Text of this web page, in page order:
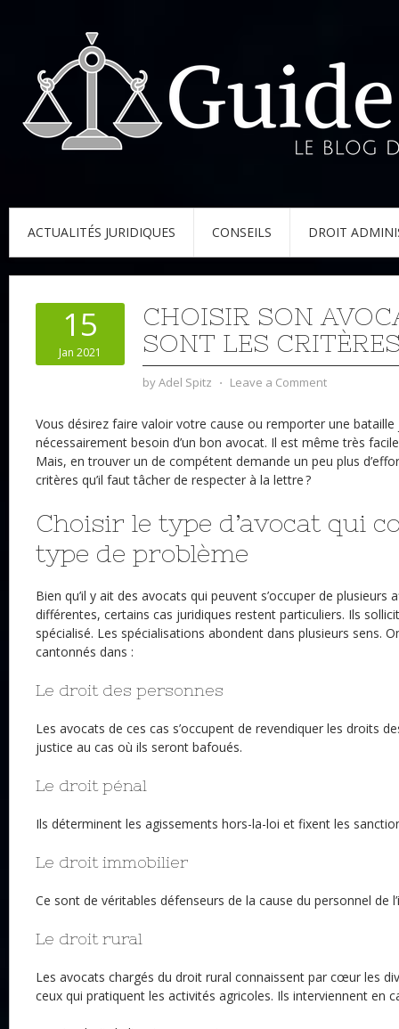
ACTUALITÉS JURIDIQUES CONSEILS DROIT
15
Jan 2021
CHOISIR SON
SONT LES
byAdel Spitz ⋅ Leave a Comment
Vous désirez faire valoir votre cause ou remporter une bataille
nécessairement besoin d’un bon avocat. Il est même très
Mais, en trouver un de compétent demande un peu plus
critères qu’il faut tâcher de respecter à la lettre ?
Choisir le type d’avocat qui
type de problème
Bien qu’il y ait des avocats qui peuvent s’occuper de plusieurs
différentes, certains cas juridiques restent particuliers. Ils
spécialisé. Les spécialisations abondent dans plusieurs sens.
cantonnés dans :
Le droit des personnes
Les avocats de ces cas s’occupent de revendiquer les droits
justice au cas où ils seront bafoués.
Le droit pénal
Ils déterminent les agissements hors-la-loi et fixent les
Le droit immobilier
Ce sont de véritables défenseurs de la cause du personnel de
Le droit rural
Les avocats chargés du droit rural connaissent par cœur les
ceux qui pratiquent les activités agricoles. Ils interviennent en